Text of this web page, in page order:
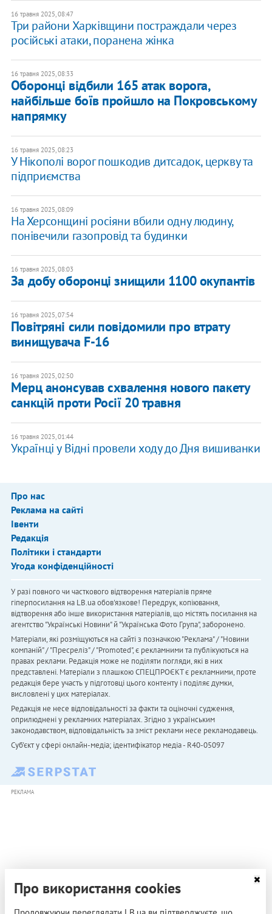
16 травня 2025, 08:47
Три райони Харківщини постраждали через
російські атаки, поранена жінка
16 травня 2025, 08:33
Оборонці відбили 165 атак ворога,
найбільше боїв пройшло на Покровському
напрямку
16 травня 2025, 08:23
У Нікополі ворог пошкодив дитсадок, церкву та
підприємства
16 травня 2025, 08:09
На Херсонщині росіяни вбили одну людину,
понівечили газопровід та будинки
16 травня 2025, 08:03
За добу оборонці знищили 1100 окупантів
16 травня 2025, 07:54
​Повітряні сили повідомили про втрату
винищувача F-16
16 травня 2025, 02:50
Мерц анонсував схвалення нового пакету
санкцій проти Росії 20 травня
16 травня 2025, 01:44
Українці у Відні провели ходу до Дня вишиванки
Про нас
Реклама на сайті
Івенти
Редакція
Політики і стандарти
Угода конфіденційності
У разі повного чи часткового відтворення матеріалів пряме
гіперпосилання на LB.ua обов'язкове! Передрук, копіювання,
відтворення або інше використання матеріалів, що містять посилання на
агентство "Українськi Новини" й "Українська Фото Група", заборонено.
Матеріали, які розміщуються на сайті з позначкою "Реклама" / "Новини
компаній" / "Пресреліз" / "Promoted", є рекламними та публікуються на
правах реклами. Редакція може не поділяти погляди, які в них
представлені. Матеріали з плашкою СПЕЦПРОЄКТ є рекламними, проте
редакція бере участь у підготовці цього контенту і поділяє думки,
висловлені у цих матеріалах.
Редакція не несе відповідальності за факти та оціночні судження,
оприлюднені у рекламних матеріалах. Згідно з українським
законодавством, відповідальність за зміст реклами несе рекламодавець.
Cуб'єкт у сфері онлайн-медіа; ідентифікатор медіа - R40-05097
РЕКЛАМА
Про використання cookies